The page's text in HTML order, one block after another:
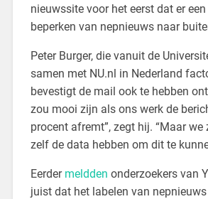
nieuwssite voor het eerst dat er
beperken van nepnieuws naar
Peter Burger, die vanuit de
samen met NU.nl in Nederland
bevestigt de mail ook te hebben
zou mooi zijn als ons werk de
procent afremt”, zegt hij. “Maar we
zelf de data hebben om dit te
Eerder meldden onderzoekers van
juist dat het labelen van